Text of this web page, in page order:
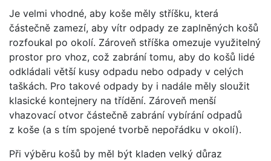
Je velmi vhodné, aby koše měly stříšku, která
částečně zamezí, aby vítr odpady ze zaplněných košů
rozfoukal po okolí. Zároveň stříška omezuje využitelný
prostor pro vhoz, což zabrání tomu, aby do košů lidé
odkládali větší kusy odpadu nebo odpady v celých
taškách. Pro takové odpady by i nadále měly sloužit
klasické kontejnery na třídění. Zároveň menší
vhazovací otvor částečně zabrání vybírání odpadů
z koše (a s tím spojené tvorbě nepořádku v okolí).
Při výběru košů by měl být kladen velký důraz